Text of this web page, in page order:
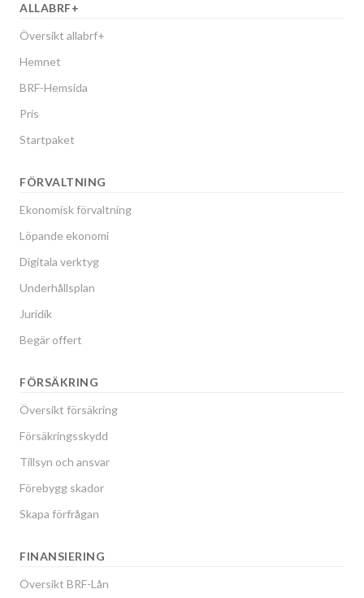
ALLABRF+
Översikt allabrf+
Hemnet
BRF-Hemsida
Pris
Startpaket
FÖRVALTNING
Ekonomisk förvaltning
Löpande ekonomi
Digitala verktyg
Underhållsplan
Juridik
Begär offert
FÖRSÄKRING
Översikt försäkring
Försäkringsskydd
Tillsyn och ansvar
Förebygg skador
Skapa förfrågan
FINANSIERING
Översikt BRF-Lån